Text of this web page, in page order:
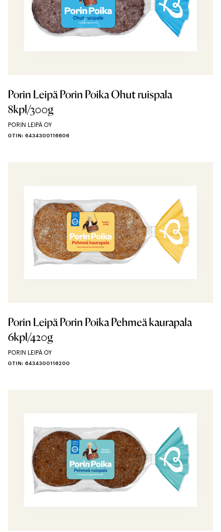
Porin Leipä Porin Poika Ohut ruispala
8kpl/300g
PORIN LEIPÄ OY
GTIN: 6434300116606
Porin Leipä Porin Poika Pehmeä kaurapala
6kpl/420g
PORIN LEIPÄ OY
GTIN: 6434300116200